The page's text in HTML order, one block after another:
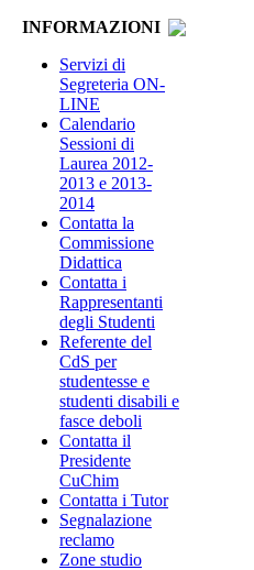
INFORMAZIONI
Servizi di
Segreteria ON-
LINE
Calendario
Sessioni di
Laurea 2012-
2013 e 2013-
2014
Contatta la
Commissione
Didattica
Contatta i
Rappresentanti
degli Studenti
Referente del
CdS per
studentesse e
studenti disabili e
fasce deboli
Contatta il
Presidente
CuChim
Contatta i Tutor
Segnalazione
reclamo
Zone studio